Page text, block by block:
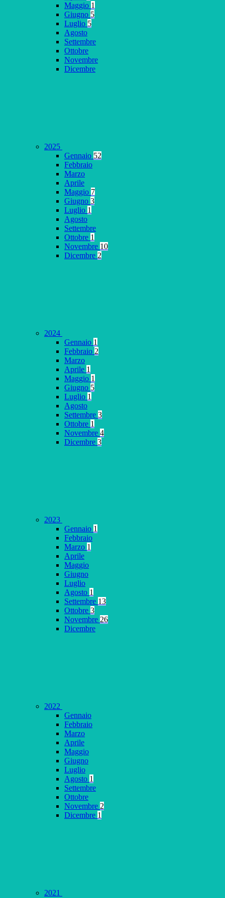
Maggio 1
Giugno 5
Luglio 5
Agosto
Settembre
Ottobre
Novembre
Dicembre
2025
Gennaio 52
Febbraio
Marzo
Aprile
Maggio 7
Giugno 3
Luglio 1
Agosto
Settembre
Ottobre 1
Novembre 10
Dicembre 2
2024
Gennaio 1
Febbraio 2
Marzo
Aprile 1
Maggio 1
Giugno 5
Luglio 1
Agosto
Settembre 3
Ottobre 1
Novembre 4
Dicembre 3
2023
Gennaio 1
Febbraio
Marzo 1
Aprile
Maggio
Giugno
Luglio
Agosto 1
Settembre 13
Ottobre 3
Novembre 26
Dicembre
2022
Gennaio
Febbraio
Marzo
Aprile
Maggio
Giugno
Luglio
Agosto 1
Settembre
Ottobre
Novembre 2
Dicembre 1
2021